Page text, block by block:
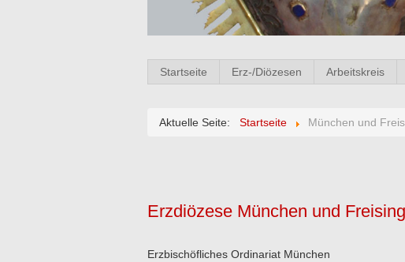
Startseite Erz-/Diözesen Arbeitskreis
Aktuelle Seite: Startseite München und
Erzdiözese München und Freising
Erzbischöfliches Ordinariat München